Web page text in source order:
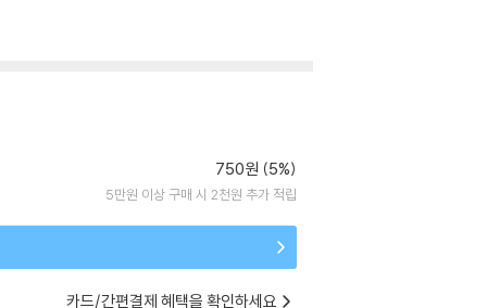
750원 (5%)
5만원 이상 구매 시 2천원 추가 적립
카드/간편결제 혜택을 확인하세요